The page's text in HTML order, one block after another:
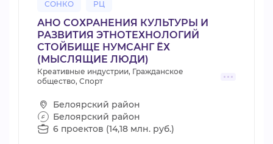
СОНКО РЦ
АНО СОХРАНЕНИЯ КУЛЬТУРЫ И
РАЗВИТИЯ ЭТНОТЕХНОЛОГИЙ
СТОЙБИЩЕ НУМСАНГ ЁХ
(МЫСЛЯЩИЕ ЛЮДИ)
Креативные индустрии, Гражданское
общество, Спорт
Белоярский район
Белоярский район
6 проектов (14,18 млн. руб.)